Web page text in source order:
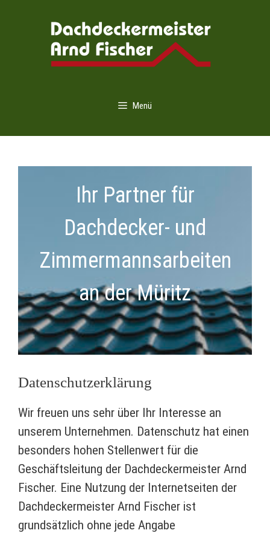
Menü
Ihr Partner für
Dachdecker- und
Zimmermannsarbeiten
an der Müritz
Datenschutzerklärung
Wir freuen uns sehr über Ihr Interesse an
unserem Unternehmen. Datenschutz hat einen
besonders hohen Stellenwert für die
Geschäftsleitung der Dachdeckermeister Arnd
Fischer. Eine Nutzung der Internetseiten der
Dachdeckermeister Arnd Fischer ist
grundsätzlich ohne jede Angabe